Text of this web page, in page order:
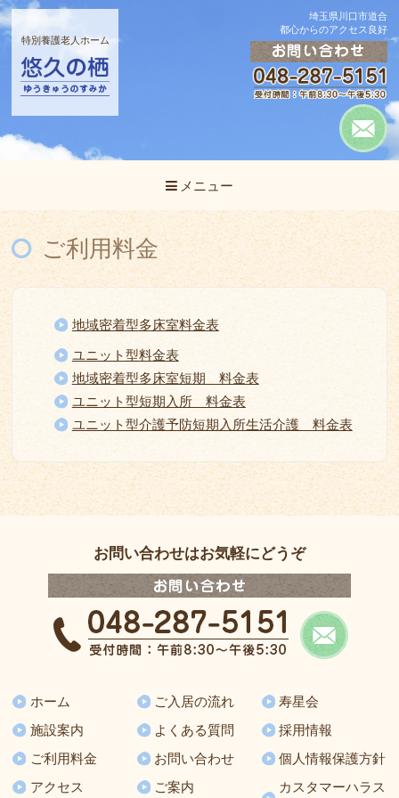
特別養護老人ホーム
埼玉県川口市道合
都心からのアクセス良好
メニュー
ご利用料金
地域密着型多床室料金表
ユニット型料金表
地域密着型多床室短期 料金表
ユニット型短期入所 料金表
ユニット型介護予防短期入所生活介護 料金表
お問い合わせはお気軽にどうぞ
ホーム
施設案内
ご利用料金
アクセス
ご入居の流れ
よくある質問
お問い合わせ
ご案内
寿星会
採用情報
個人情報保護方針
カスタマーハラス